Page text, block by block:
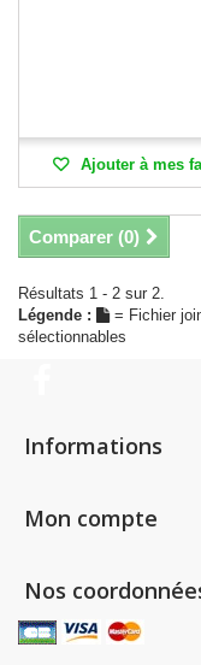
Ajouter à mes
Comparer (0)
Résultats 1 - 2 sur 2.
Légende :
= Fichier
sélectionnables
Informations
Mon compte
Nos